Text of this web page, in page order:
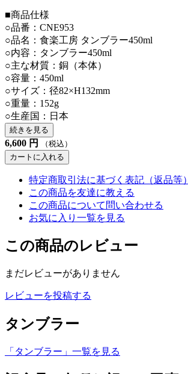
■商品仕様
○品番：CNE953
○品名：食楽工房 タンブラー450ml
○内容：タンブラー450ml
○主な材質：銅（本体）
○容量：450ml
○サイズ：径82×H132mm
○重量：152g
○生産国：日本
続きを見る
6,600 円
（税込）
カートに入れる
特定商取引法に基づく表記（返品等）
この商品を友達に教える
この商品について問い合わせる
お気に入り一覧を見る
この商品のレビュー
まだレビューがありません
レビューを投稿する
タンブラー
「タンブラー」一覧を見る